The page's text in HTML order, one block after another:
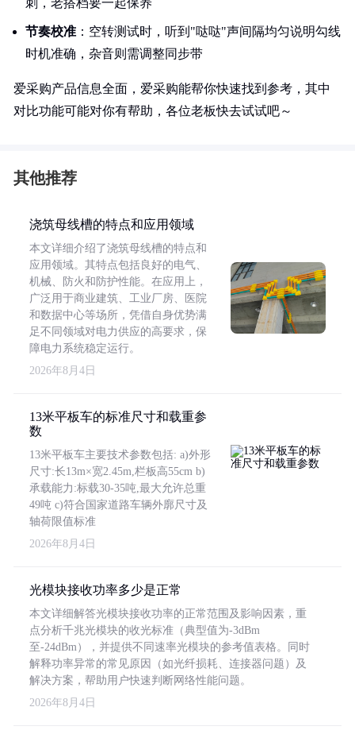
刺，老搭档要一起保养
节奏校准 ：空转测试时，听到"哒哒"声间隔均匀说明勾线
时机准确，杂音则需调整同步带
爱采购产品信息全面，爱采购能帮你快速找到参考，其中
对比功能可能对你有帮助，各位老板快去试试吧～
其他推荐
浇筑母线槽的特点和应用领域
本文详细介绍了浇筑母线槽的特点和
应用领域。其特点包括良好的电气、
机械、防火和防护性能。在应用上，
广泛用于商业建筑、工业厂房、医院
和数据中心等场所，凭借自身优势满
足不同领域对电力供应的高要求，保
障电力系统稳定运行。
2026年8月4日
13米平板车的标准尺寸和载重参
数
13米平板车主要技术参数包括: a)外形
尺寸:长13m×宽2.45m,栏板高55cm b)
承载能力:标载30-35吨,最大允许总重
49吨 c)符合国家道路车辆外廓尺寸及
轴荷限值标准
2026年8月4日
光模块接收功率多少是正常
本文详细解答光模块接收功率的正常范围及影响因素，重
点分析千兆光模块的收光标准（典型值为-3dBm
至-24dBm），并提供不同速率光模块的参考值表格。同时
解释功率异常的常见原因（如光纤损耗、连接器问题）及
解决方案，帮助用户快速判断网络性能问题。
2026年8月4日